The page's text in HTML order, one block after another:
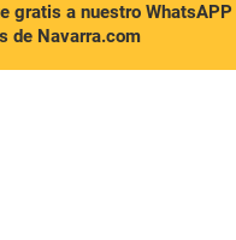
gratis a nuestro
de Navarra.com